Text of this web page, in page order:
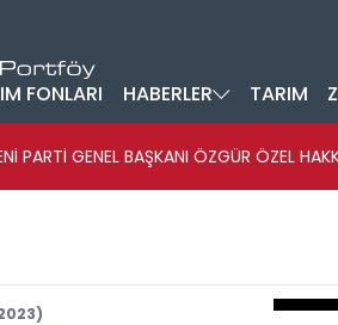
FONLARI HABERLER TARIM
PARTİ GENEL BAŞKANI ÖZGÜR ÖZEL